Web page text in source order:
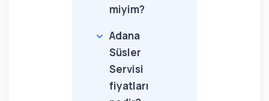
miyim?
Adana
Süsler
Servisi
fiyatları